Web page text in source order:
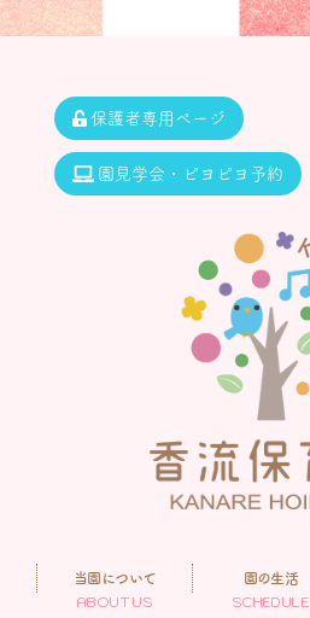
保護者専用ページ
園見学会・ピヨピヨ予約
当園について
ABOUT US
園の生活
SCHEDULE